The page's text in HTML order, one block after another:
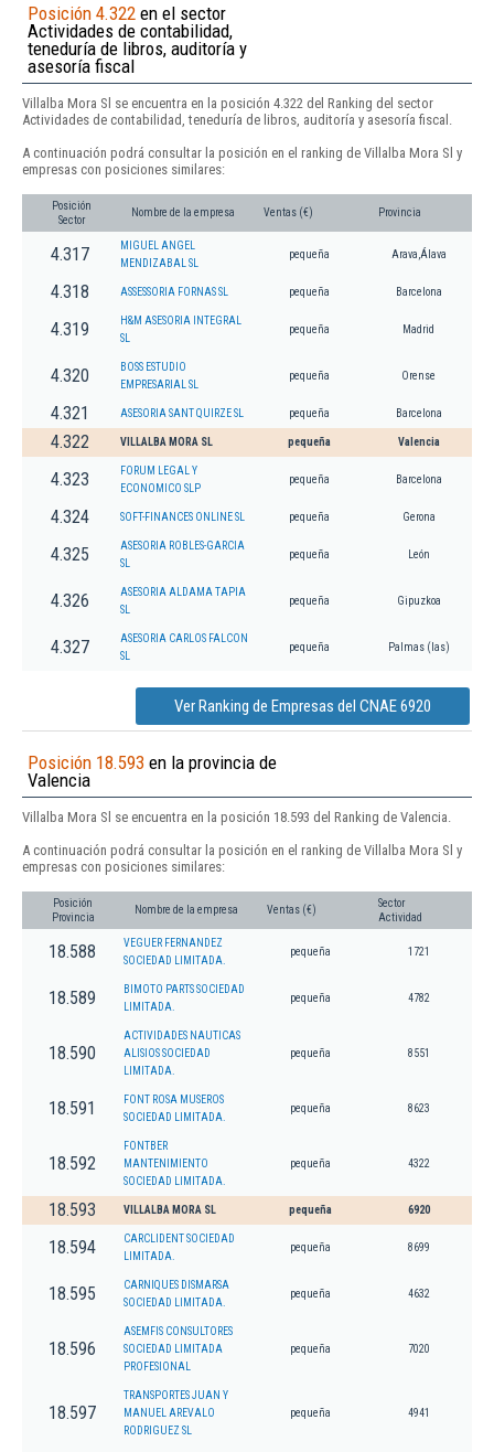
Posición 4.322 en el sector
Actividades de contabilidad,
teneduría de libros, auditoría y
asesoría fiscal
Villalba Mora Sl se encuentra en la posición 4.322 del Ranking del sector
Actividades de contabilidad, teneduría de libros, auditoría y asesoría fiscal.
A continuación podrá consultar la posición en el ranking de Villalba Mora Sl y
empresas con posiciones similares:
Posición
Sector
Nombre de la empresa Ventas (€) Provincia
4.317
MIGUEL ANGEL
MENDIZABAL SL
pequeña Arava,Álava
4.318 ASSESSORIA FORNAS SL pequeña Barcelona
4.319
H&M ASESORIA INTEGRAL
SL
pequeña Madrid
4.320
BOSS ESTUDIO
EMPRESARIAL SL
pequeña Orense
4.321 ASESORIA SANT QUIRZE SL pequeña Barcelona
4.322 VILLALBA MORA SL pequeña Valencia
4.323
FORUM LEGAL Y
ECONOMICO SLP
pequeña Barcelona
4.324 SOFT-FINANCES ONLINE SL pequeña Gerona
4.325
ASESORIA ROBLES-GARCIA
SL
pequeña León
4.326
ASESORIA ALDAMA TAPIA
SL
pequeña Gipuzkoa
4.327
ASESORIA CARLOS FALCON
SL
pequeña Palmas (las)
Ver Ranking de Empresas del CNAE 6920
Posición 18.593 en la provincia de
Valencia
Villalba Mora Sl se encuentra en la posición 18.593 del Ranking de Valencia.
A continuación podrá consultar la posición en el ranking de Villalba Mora Sl y
empresas con posiciones similares:
Posición
Provincia
Nombre de la empresa Ventas (€)
Sector
Actividad
18.588
VEGUER FERNANDEZ
SOCIEDAD LIMITADA.
pequeña 1721
18.589
BIMOTO PARTS SOCIEDAD
LIMITADA.
pequeña 4782
18.590
ACTIVIDADES NAUTICAS
ALISIOS SOCIEDAD
LIMITADA.
pequeña 8551
18.591
FONT ROSA MUSEROS
SOCIEDAD LIMITADA.
pequeña 8623
18.592
FONTBER
MANTENIMIENTO
SOCIEDAD LIMITADA.
pequeña 4322
18.593 VILLALBA MORA SL pequeña 6920
18.594
CARCLIDENT SOCIEDAD
LIMITADA.
pequeña 8699
18.595
CARNIQUES DISMARSA
SOCIEDAD LIMITADA.
pequeña 4632
18.596
ASEMFIS CONSULTORES
SOCIEDAD LIMITADA
PROFESIONAL
pequeña 7020
18.597
TRANSPORTES JUAN Y
MANUEL AREVALO
RODRIGUEZ SL
pequeña 4941